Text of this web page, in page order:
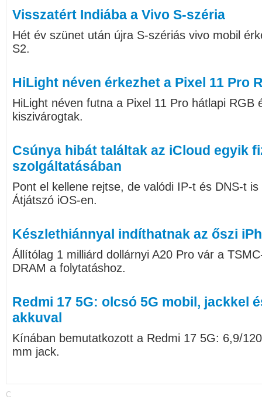
Visszatért Indiába a Vivo S-széria
Hét év szünet után újra S-szériás vivo mobil
S2.
HiLight néven érkezhet a Pixel 11 Pro
HiLight néven futna a Pixel 11 Pro hátlapi RGB
kiszivárogtak.
Csúnya hibát találtak az iCloud egyik
szolgáltatásában
Pont el kellene rejtse, de valódi IP-t és DNS-t
Átjátszó iOS-en.
Készlethiánnyal indíthatnak az őszi
Állítólag 1 milliárd dollárnyi A20 Pro vár a
DRAM a folytatáshoz.
Redmi 17 5G: olcsó 5G mobil, jackkel
akkuval
Kínában bemutatkozott a Redmi 17 5G: 6,9/
mm jack.
C